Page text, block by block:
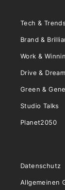
Tech & Trends
Brand &
Work &
Drive &
Green &
Studio Talks
Planet2050
Datenschutz
Allgemeinen